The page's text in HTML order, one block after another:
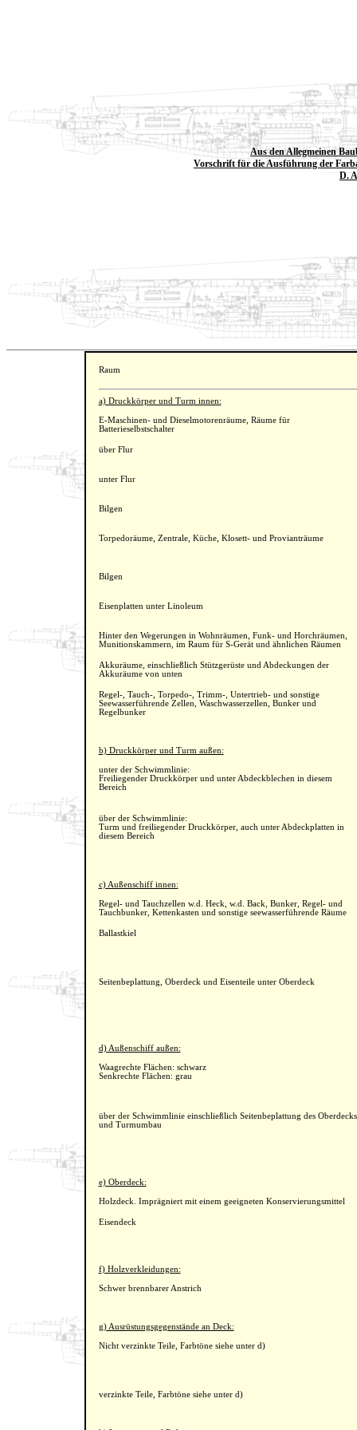
Aus den Allegmeinen
Vorschrift für die Ausführung der
D.
Raum
a) Druckkörper und Turm innen:
E-Maschinen- und Dieselmotorenräume, Räume für
Batterieselbstschalter
über Flur
unter Flur
Bilgen
Torpedoräume, Zentrale, Küche, Klosett- und Provianträume
Bilgen
Eisenplatten unter Linoleum
Hinter den Wegerungen in Wohnräumen, Funk- und Horchräumen,
Munitionskammern, im Raum für S-Gerät und ähnlichen Räumen
Akkuräume, einschließlich Stützgerüste und Abdeckungen der
Akkuräume von unten
Regel-, Tauch-, Torpedo-, Trimm-, Untertrieb- und sonstige
Seewasserführende Zellen, Waschwasserzellen, Bunker und
Regelbunker
b) Druckkörper und Turm außen:
unter der Schwimmlinie:
Freiliegender Druckkörper und unter Abdeckblechen in diesem
Bereich
über der Schwimmlinie:
Turm und freiliegender Druckkörper, auch unter Abdeckplatten in
diesem Bereich
c) Außenschiff innen:
Regel- und Tauchzellen w.d. Heck, w.d. Back, Bunker, Regel- und
Tauchbunker, Kettenkasten und sonstige seewasserführende Räume
Ballastkiel
Seitenbeplattung, Oberdeck und Eisenteile unter Oberdeck
d) Außenschiff außen:
Waagrechte Flächen: schwarz
Senkrechte Flächen: grau
über der Schwimmlinie einschließlich Seitenbeplattung des Oberdecks
und Turmumbau
e) Oberdeck:
Holzdeck. Imprägniert mit einem geeigneten Konservierungsmittel
Eisendeck
f) Holzverkleidungen:
Schwer brennbarer Anstrich
g) Ausrüstungsgegenstände an Deck:
Nicht verzinkte Teile, Farbtöne siehe unter d)
verzinkte Teile, Farbtöne siehe unter d)